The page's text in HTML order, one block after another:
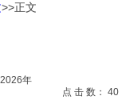
>>正文
2026年
点 击 数： 40